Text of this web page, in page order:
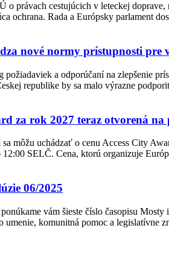
o právach cestujúcich v leteckej
ochrana. Rada a Európsky parlament
nové normy prístupnosti pre
a odporúčaní na zlepšenie
republike by sa malo výrazne
za rok 2027 teraz otvorená
môžu uchádzať o cenu Access City
12:00 SELČ. Cena, ktorú organizuje
06/2025
vám šieste číslo časopisu
umenie, komunitná pomoc a legislatívne